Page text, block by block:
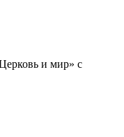
и мир» с